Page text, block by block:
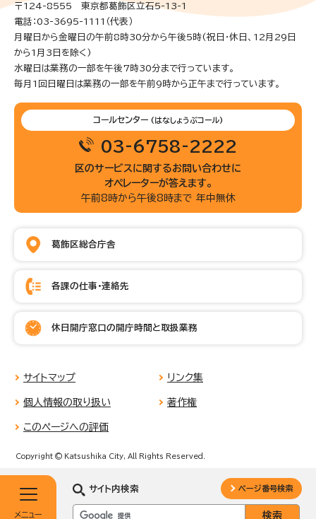
メニュー
サイト内検索 ページ番号検索
〒124-8555 東京都葛飾区立石5-13-1
電話：03-3695-1111（代表）
月曜日から金曜日の午前8時30分から午後5時(祝日・休日、12月29日
から1月3日を除く)
水曜日は業務の一部を午後7時30分まで行っています。
毎月1回日曜日は業務の一部を午前9時から正午まで行っています。
コールセンター (はなしょうぶコール)
03-6758-2222
区のサービスに関するお問い合わせに
オペレーターが答えます。
午前8時から午後8時まで 年中無休
葛飾区総合庁舎
各課の仕事・連絡先
休日開庁窓口の開庁時間と取扱業務
サイトマップ リンク集
個人情報の取り扱い 著作権
このページへの評価
Copyright © Katsushika City, All Rights Reserved.